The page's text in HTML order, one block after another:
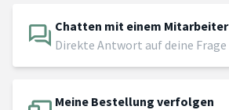
Chatten mit einem Mitarbeiter
Direkte Antwort auf deine Frage
Meine Bestellung verfolgen